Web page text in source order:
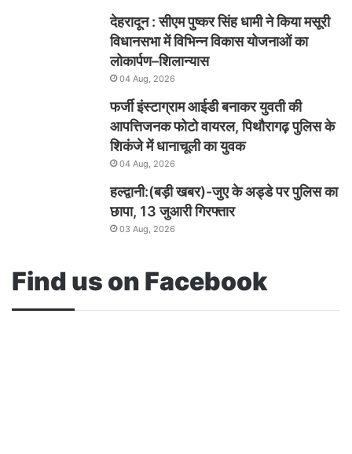
देहरादून : सीएम पुष्कर सिंह धामी ने किया मसूरी
विधानसभा में विभिन्न विकास योजनाओं का
लोकार्पण–शिलान्यास
04 Aug, 2026
फर्जी इंस्टाग्राम आईडी बनाकर युवती की
आपत्तिजनक फोटो वायरल, पिथौरागढ़ पुलिस के
शिकंजे में धानाचूली का युवक
04 Aug, 2026
हल्द्वानी:(बड़ी खबर)-जुए के अड्डे पर पुलिस का
छापा, 13 जुआरी गिरफ्तार
03 Aug, 2026
Find us on Facebook